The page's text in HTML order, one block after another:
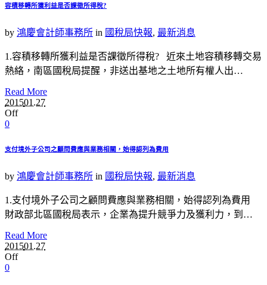
容積移轉所獲利益是否課徵所得稅?
by 鴻慶會計師事務所 in 國稅局快報, 最新消息
1.容積移轉所獲利益是否課徵所得稅? 近來土地容積移轉交易
熱絡，南區國稅局提醒，非送出基地之土地所有權人出…
Read More
201501.27
Off
0
支付境外子公司之顧問費應與業務相關，始得認列為費用
by 鴻慶會計師事務所 in 國稅局快報, 最新消息
1.支付境外子公司之顧問費應與業務相關，始得認列為費用
財政部北區國稅局表示，企業為提升競爭力及獲利力，到…
Read More
201501.27
Off
0